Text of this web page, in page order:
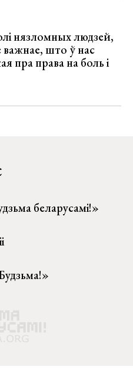
нязломных людзей,
што ў нас
пра права на боль і
беларусамі!»